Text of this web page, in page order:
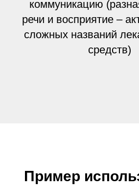
коммуникацию
речи и восприятие –
сложных названий
средств)
Пример